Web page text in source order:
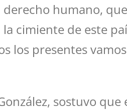
humano,
cimiente de este
los presentes
sostuvo